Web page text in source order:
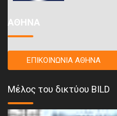
ΑΘΗΝΑ
ΕΠΙΚΟΙΝΩΝΙΑ ΑΘΗΝΑ
Μέλος του δικτύου BILD